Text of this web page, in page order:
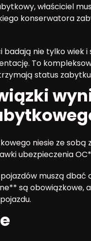
właściciel
konserwatora
nie tylko wiek
To
status
niesie ze
ubezpieczenia
muszą
są obowiązkowe,